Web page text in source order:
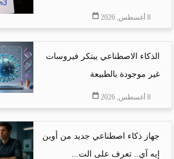
8 أغسطس, 2026
الذكاء الاصطناعي يبتكر فيروسات
غير موجودة بالطبيعة
8 أغسطس, 2026
جهاز ذكاء اصطناعي جديد من أوبن
إيه آي.. تعرف على الت...